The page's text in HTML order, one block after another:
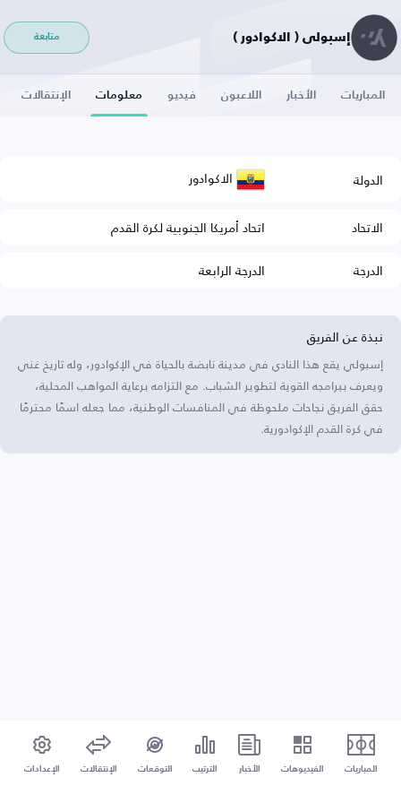
إسبولي ( الاكوادور ) متابعة
المباريات الأخبار اللاعبون فيديو معلومات الإنتقالات
الدولة الاكوادور
الاتحاد
اتحاد أمريكا الجنوبية لكرة القدم
الدرجة
الدرجة الرابعة
نبذة عن الفريق
إسبولي يقع هذا النادي في مدينة نابضة بالحياة في الإكوادور، وله تاريخ غني
ويعرف ببرامجه القوية لتطوير الشباب. مع التزامه برعاية المواهب المحلية،
حقق الفريق نجاحات ملحوظة في المنافسات الوطنية، مما جعله اسمًا محترمًا
في كرة القدم الإكوادورية.
المباريات الفيديوهات الأخبار الترتيب التوقعات الإنتقالات الإعدادات